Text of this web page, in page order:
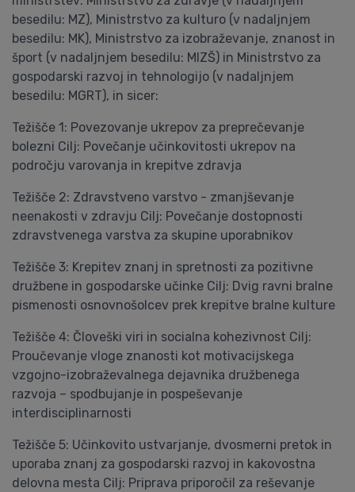
besedilu: MZ), Ministrstvo za kulturo (v nadaljnjem
besedilu: MK), Ministrstvo za izobraževanje, znanost in
šport (v nadaljnjem besedilu: MIZŠ) in Ministrstvo za
gospodarski razvoj in tehnologijo (v nadaljnjem
besedilu: MGRT), in sicer:
Težišče 1: Povezovanje ukrepov za preprečevanje
bolezni Cilj: Povečanje učinkovitosti ukrepov na
področju varovanja in krepitve zdravja
Težišče 2: Zdravstveno varstvo - zmanjševanje
neenakosti v zdravju Cilj: Povečanje dostopnosti
zdravstvenega varstva za skupine uporabnikov
Težišče 3: Krepitev znanj in spretnosti za pozitivne
družbene in gospodarske učinke Cilj: Dvig ravni bralne
pismenosti osnovnošolcev prek krepitve bralne kulture
Težišče 4: Človeški viri in socialna kohezivnost Cilj:
Proučevanje vloge znanosti kot motivacijskega
vzgojno-izobraževalnega dejavnika družbenega
razvoja – spodbujanje in pospeševanje
interdisciplinarnosti
Težišče 5: Učinkovito ustvarjanje, dvosmerni pretok in
uporaba znanj za gospodarski razvoj in kakovostna
delovna mesta Cilj: Priprava priporočil za reševanje